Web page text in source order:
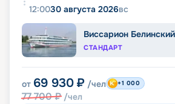
12:0030 августа 2026вс
Виссарион Белинский
СТАНДАРТ
от 69 930 ₽ /чел
77 700₽ /чел
+1 000